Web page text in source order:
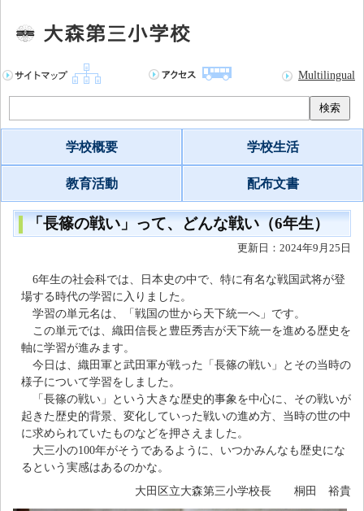
Multilingual
検索
学校概要 学校生活
教育活動 配布文書
「長篠の戦い」って、どんな戦い（6年生）
更新日：2024年9月25日
6年生の社会科では、日本史の中で、特に有名な戦国武将が登
場する時代の学習に入りました。
学習の単元名は、「戦国の世から天下統一へ」です。
この単元では、織田信長と豊臣秀吉が天下統一を進める歴史を
軸に学習が進みます。
今日は、織田軍と武田軍が戦った「長篠の戦い」とその当時の
様子について学習をしました。
「長篠の戦い」という大きな歴史的事象を中心に、その戦いが
起きた歴史的背景、変化していった戦いの進め方、当時の世の中
に求められていたものなどを押さえました。
大三小の100年がそうであるように、いつかみんなも歴史にな
るという実感はあるのかな。
大田区立大森第三小学校長 桐田 裕貴